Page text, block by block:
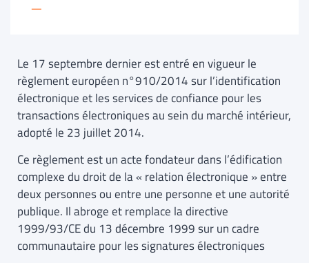
—
Le 17 septembre dernier est entré en vigueur le
règlement européen n°910/2014 sur l’identification
électronique et les services de confiance pour les
transactions électroniques au sein du marché intérieur,
adopté le 23 juillet 2014.
Ce règlement est un acte fondateur dans l’édification
complexe du droit de la « relation électronique » entre
deux personnes ou entre une personne et une autorité
publique. Il abroge et remplace la directive
1999/93/CE du 13 décembre 1999 sur un cadre
communautaire pour les signatures électroniques